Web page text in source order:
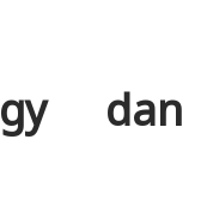
dan